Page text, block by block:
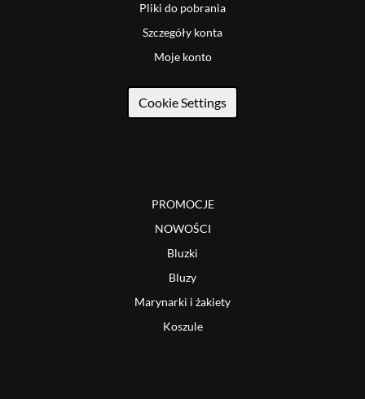
Pliki do pobrania
Szczegóły konta
Moje konto
Cookie Settings
PROMOCJE
NOWOŚCI
Bluzki
Bluzy
Marynarki i żakiety
Koszule